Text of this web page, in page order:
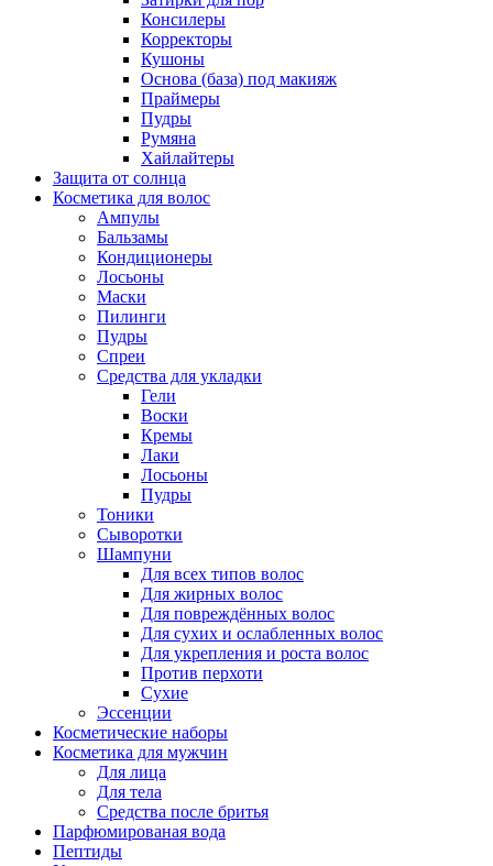
Консилеры
Корректоры
Кушоны
Основа (база) под макияж
Праймеры
Пудры
Румяна
Хайлайтеры
Защита от солнца
Косметика для волос
Ампулы
Бальзамы
Кондиционеры
Лосьоны
Маски
Пилинги
Пудры
Спреи
Средства для укладки
Гели
Воски
Кремы
Лаки
Лосьоны
Пудры
Тоники
Сыворотки
Шампуни
Для всех типов волос
Для жирных волос
Для повреждённых волос
Для сухих и ослабленных волос
Для укрепления и роста волос
Против перхоти
Сухие
Эссенции
Косметические наборы
Косметика для мужчин
Для лица
Для тела
Средства после бритья
Парфюмированая вода
Пептиды